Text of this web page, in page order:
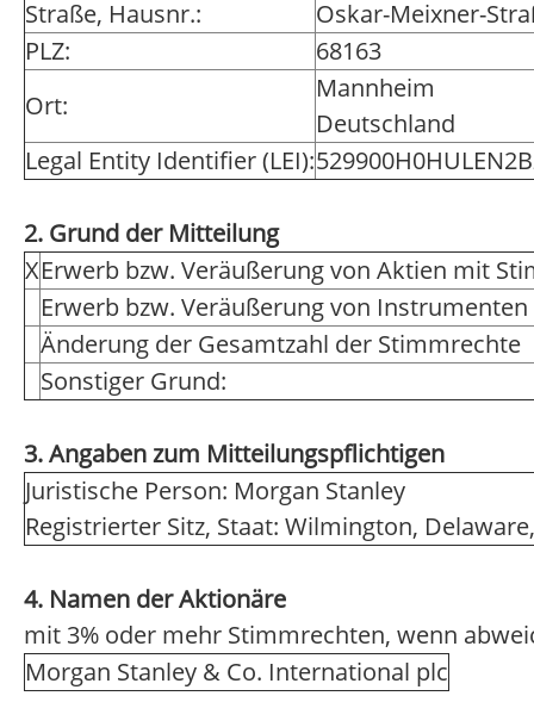
Straße, Hausnr.:
Oskar-Meixner-
PLZ:
68163
Ort:
Mannheim
Deutschland
Legal Entity Identifier (LEI):
2. Grund der Mitteilung
XErwerb bzw. Veräußerung von Aktien mit
Erwerb bzw. Veräußerung von Instrumenten
Änderung der Gesamtzahl der Stimmrechte
Sonstiger Grund:
3. Angaben zum Mitteilungspflichtigen
Juristische Person: Morgan Stanley
Registrierter Sitz, Staat: Wilmington,
4. Namen der Aktionäre
mit 3% oder mehr Stimmrechten, wenn
Morgan Stanley & Co. International plc